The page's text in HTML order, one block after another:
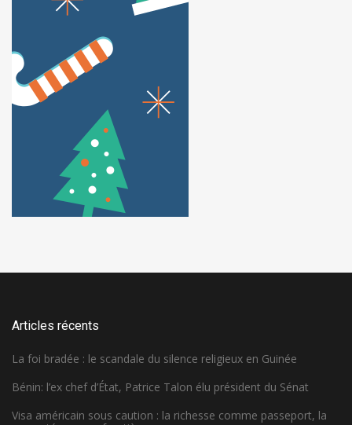
Articles récents
La foi bradée : le scandale du silence religieux en Guinée
Bénin: l’ex chef d’État, Patrice Talon élu président du Sénat
Visa américain sous caution : la richesse comme passeport, la